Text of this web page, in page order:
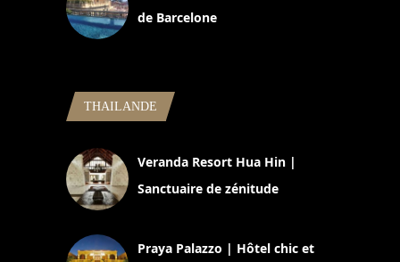
de Barcelone
THAILANDE
Veranda Resort Hua Hin |
Sanctuaire de zénitude
Praya Palazzo | Hôtel chic et